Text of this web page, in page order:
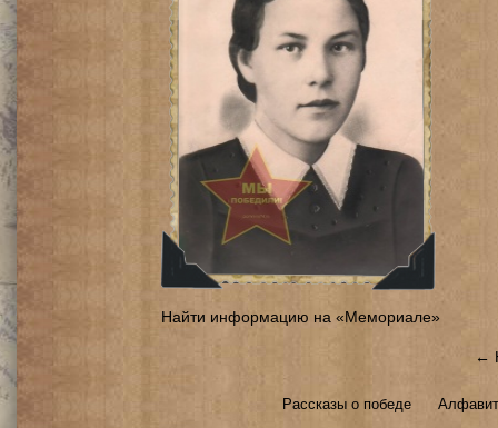
Найти информацию на «Мемориале»
←
Рассказы о победе